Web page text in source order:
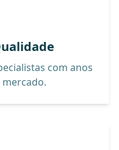
com anos